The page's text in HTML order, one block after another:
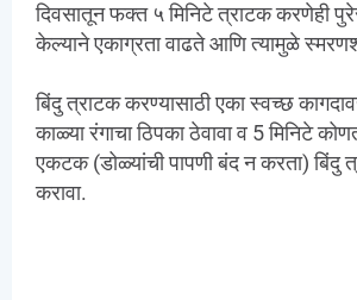
दिवसातून फक्त ५ मिनिटे त्राटक करणेही
केल्याने एकाग्रता वाढते आणि त्यामुळे
बिंदु त्राटक करण्यासाठी एका स्वच्छ
काळ्या रंगाचा ठिपका ठेवावा व 5 मिनिटे
एकटक (डोळ्यांची पापणी बंद न करता) बिंदु
करावा.